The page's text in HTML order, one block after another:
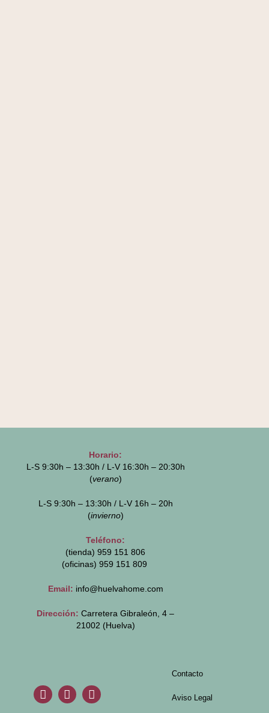
Horario:
L-S 9:30h – 13:30h / L-V 16:30h – 20:30h
(verano)
L-S 9:30h – 13:30h / L-V 16h – 20h
(invierno)
Teléfono:
(tienda) 959 151 806
(oficinas) 959 151 809
Email: info@huelvahome.com
Dirección: Carretera Gibraleón, 4 –
21002 (Huelva)
Contacto
Aviso Legal